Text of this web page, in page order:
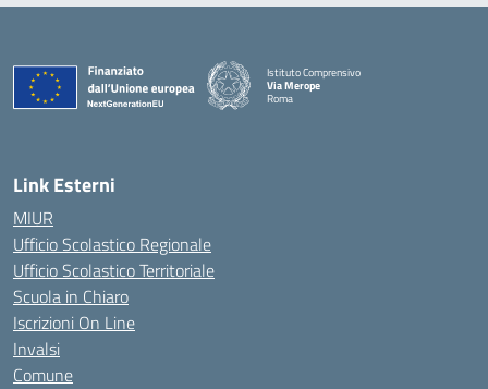
Istituto Comprensivo
Via Merope
Roma
Link Esterni
MIUR
Ufficio Scolastico Regionale
Ufficio Scolastico Territoriale
Scuola in Chiaro
Iscrizioni On Line
Invalsi
Comune